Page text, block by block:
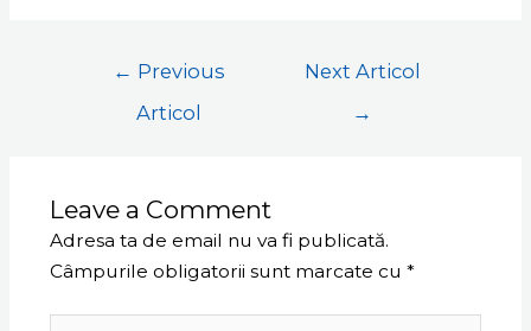
← Previous
Articol
Next Articol
→
Leave a Comment
Adresa ta de email nu va fi publicată.
Câmpurile obligatorii sunt marcate cu *